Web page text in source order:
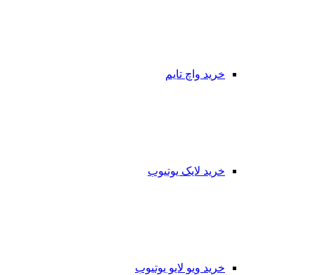
خرید واچ تایم
خرید لایک یوتیوب
خرید ویو لایو یوتیوب